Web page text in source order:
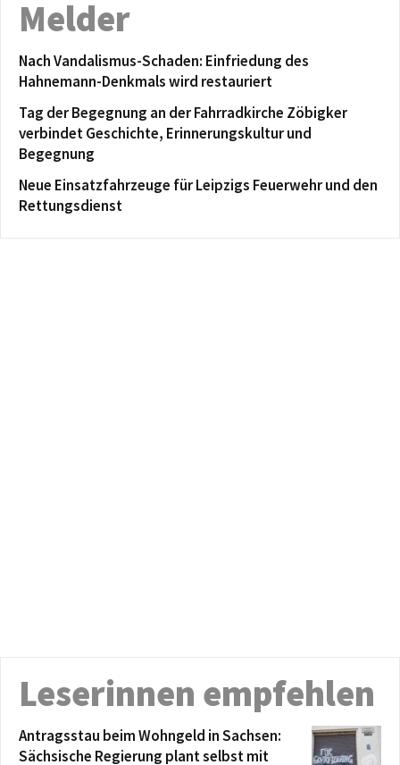
Melder
Nach Vandalismus-Schaden: Einfriedung des
Hahnemann-Denkmals wird restauriert
Tag der Begegnung an der Fahrradkirche Zöbigker
verbindet Geschichte, Erinnerungskultur und
Begegnung
Neue Einsatzfahrzeuge für Leipzigs Feuerwehr und den
Rettungsdienst
Leserinnen empfehlen
Antragsstau beim Wohngeld in Sachsen:
Sächsische Regierung plant selbst mit